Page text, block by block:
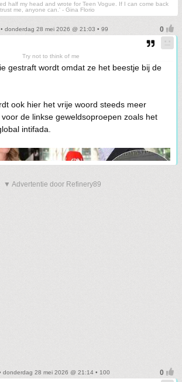
half my head and wrote for Teen Vogue. If I can come back
me, anyone can.' - Gina Florio
• donderdag 28 mei 2026 @ 21:03 • 99
Try not to think of me
gestraft wordt omdat ze het beestje bij de
ook hier het vrije woord steeds meer
de linkse geweldsoproepen zoals het
intifada.
▼ Advertentie door Refinery89
donderdag 28 mei 2026 @ 21:14 • 100